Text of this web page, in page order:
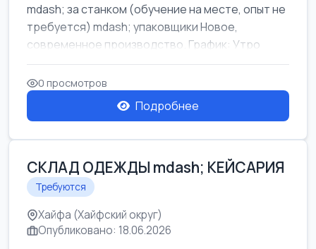
mdash; за станком (обучение на месте, опыт не
требуется) mdash; упаковщики Новое,
современное производство. График: Утро
mda...
0 просмотров
Подробнее
СКЛАД ОДЕЖДЫ mdash; КЕЙСАРИЯ
Требуются
Хайфа (Хайфский округ)
Опубликовано: 18.06.2026